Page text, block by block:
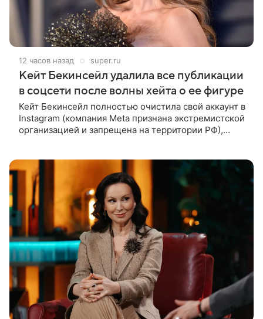
12 часов назад super.ru
Кейт Бекинсейл удалила все публикации
в соцсети после волны хейта о ее фигуре
Кейт Бекинсейл полностью очистила свой аккаунт в
Instagram (компания Meta признана экстремистской
организацией и запрещена на территории РФ),